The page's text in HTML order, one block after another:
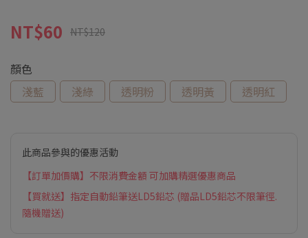
NT$60 NT$120
顏色
淺藍
淺綠 透明粉 透明黃 透明紅
此商品參與的優惠活動
【訂單加價購】不限消費金額 可加購精選優惠商品
【買就送】指定自動鉛筆送LD5鉛芯 (贈品LD5鉛芯不限筆徑.
隨機贈送)